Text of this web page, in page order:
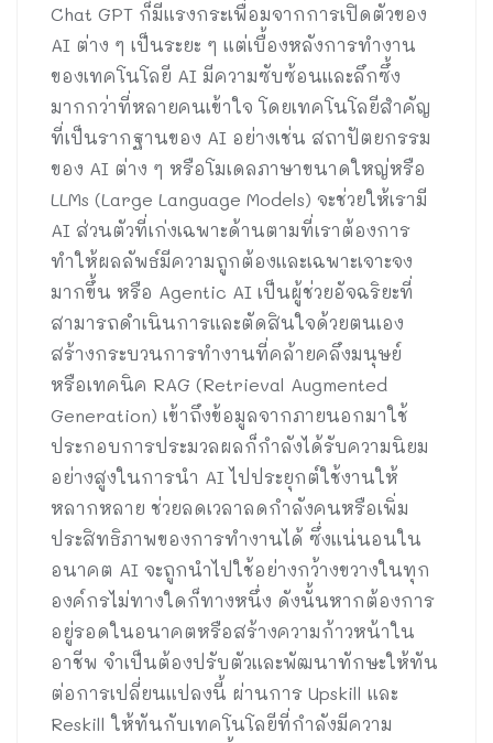
Chat GPT ก็มีแรงกระเพื่อมจากการเปิดตัวของ
AI ต่าง ๆ เป็นระยะ ๆ แต่เบื้องหลังการทำงาน
ของเทคโนโลยี AI มีความซับซ้อนและลึกซึ้ง
มากกว่าที่หลายคนเข้าใจ โดยเทคโนโลยีสำคัญ
ที่เป็นรากฐานของ AI อย่างเช่น สถาปัตยกรรม
ของ AI ต่าง ๆ หรือโมเดลภาษาขนาดใหญ่หรือ
LLMs (Large Language Models) จะช่วยให้เรามี
AI ส่วนตัวที่เก่งเฉพาะด้านตามที่เราต้องการ
ทำให้ผลลัพธ์มีความถูกต้องและเฉพาะเจาะจง
มากขึ้น หรือ Agentic AI เป็นผู้ช่วยอัจฉริยะที่
สามารถดำเนินการและตัดสินใจด้วยตนเอง
สร้างกระบวนการทำงานที่คล้ายคลึงมนุษย์
หรือเทคนิค RAG (Retrieval Augmented
Generation) เข้าถึงข้อมูลจากภายนอกมาใช้
ประกอบการประมวลผลก็กำลังได้รับความนิยม
อย่างสูงในการนำ AI ไปประยุกต์ใช้งานให้
หลากหลาย ช่วยลดเวลาลดกำลังคนหรือเพิ่ม
ประสิทธิภาพของการทำงานได้ ซึ่งแน่นอนใน
อนาคต AI จะถูกนำไปใช้อย่างกว้างขวางในทุก
องค์กรไม่ทางใดก็ทางหนึ่ง ดังนั้นหากต้องการ
อยู่รอดในอนาคตหรือสร้างความก้าวหน้าใน
อาชีพ จำเป็นต้องปรับตัวและพัฒนาทักษะให้ทัน
ต่อการเปลี่ยนแปลงนี้ ผ่านการ Upskill และ
Reskill ให้ทันกับเทคโนโลยีที่กำลังมีความ